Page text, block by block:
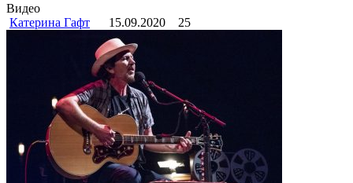
Видео
Катерина Гафт
15.09.2020 25